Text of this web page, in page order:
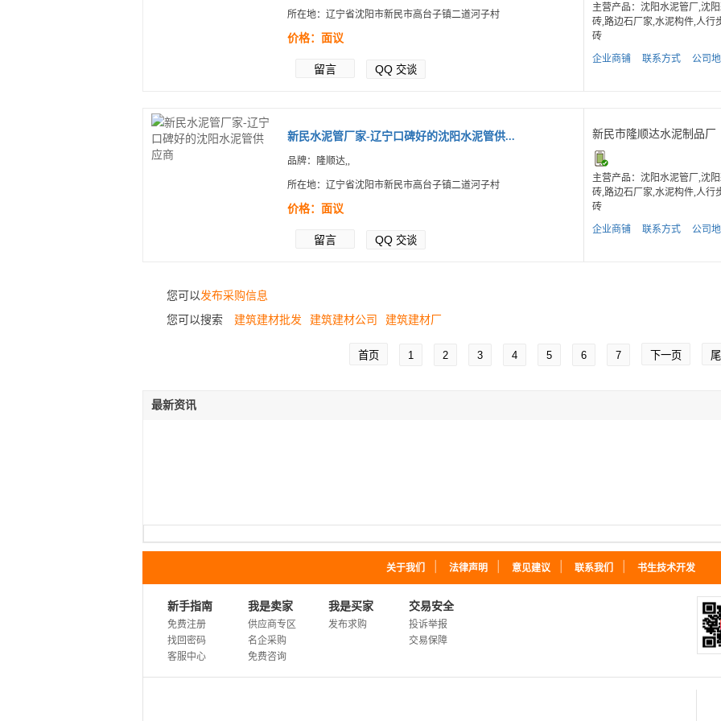
所在地：辽宁省沈阳市新民市高台子镇二道河子村
价格：面议
留言 QQ 交谈
主营产品：沈阳水泥管厂,沈
砖,路边石厂家,水泥构件,人行
砖
企业商铺
联系方式 公司
新民水泥管厂家-辽宁口碑好的沈阳水泥管供...
品牌：隆顺达,,
所在地：辽宁省沈阳市新民市高台子镇二道河子村
价格：面议
留言 QQ 交谈
新民市隆顺达水泥制品厂
主营产品：沈阳水泥管厂,沈
砖,路边石厂家,水泥构件,人行
砖
企业商铺
联系方式 公司
您可以发布采购信息
您可以搜索
建筑建材批发 建筑建材公司 建筑建材厂
首页 1 2 3 4 5 6 7 下一页
最新资讯
关于我们 法律声明 意见建议 联系我们 书生技术开发
新手指南
免费注册
找回密码
客服中心
我是卖家
供应商专区
名企采购
免费咨询
我是买家
发布求购
交易安全
投诉举报
交易保障